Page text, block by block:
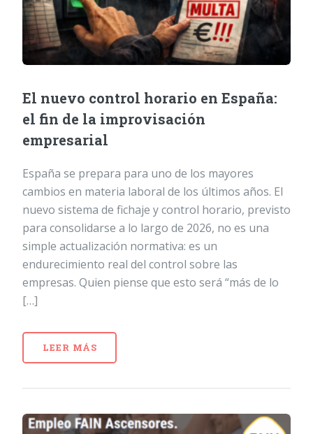
El nuevo control horario en España:
el fin de la improvisación
empresarial
España se prepara para uno de los mayores
cambios en materia laboral de los últimos años. El
nuevo sistema de fichaje y control horario, previsto
para consolidarse a lo largo de 2026, no es una
simple actualización normativa: es un
endurecimiento real del control sobre las
empresas. Quien piense que esto será “más de lo
[…]
LEER MÁS